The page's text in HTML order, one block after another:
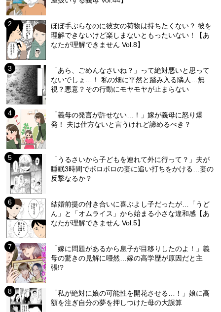
ほぼ手ぶらなのに彼女の荷物は持ちたくない？ 彼を
理解できないけど楽しまないともったいない！【あ
なたが理解できません Vol.8】
「あら、ごめんなさいね？」って絶対悪いと思って
ないでしょ…！ 私の畑に平然と踏み入る隣人…無
視？悪意？その行動にモヤモヤが止まらない
「義母の発言が許せない…！」嫁が義母に怒り爆
発！ 夫は仕方ないと言うけれど諦めるべき？
「うるさいから子どもを連れて外に行って？」夫が
睡眠3時間でボロボロの妻に追い打ちをかける…妻の
反撃なるか？
結婚前提の付き合いに喜ぶよし子だったが…「うど
ん」と「オムライス」から始まる小さな違和感【あ
なたが理解できません Vol.5】
「嫁に問題があるから息子が目移りしたのよ！」義
母の驚きの見解に唖然…嫁の高学歴が原因だと主
張!?
「私が絶対に娘の可能性を開花させる…！」娘に高
額を注ぎ自分の夢を押しつけた母の大誤算